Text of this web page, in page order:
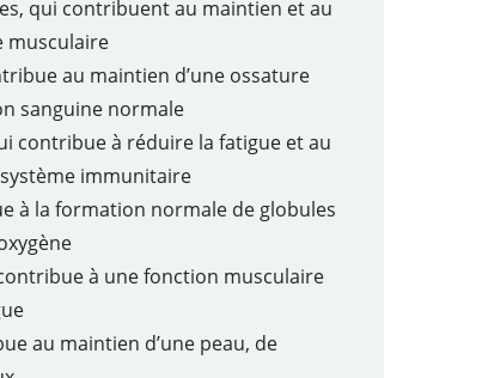
qui contribuent au maintien et au
musculaire
au maintien d’une ossature
sanguine normale
contribue à réduire la fatigue et au
immunitaire
à la formation normale de globules
à une fonction musculaire
au maintien d’une peau, de